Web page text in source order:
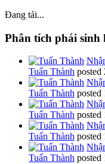
Đang tải...
Phân tích phái sinh
Tuấn Thành posted
Tuấn Thành posted
Tuấn Thành posted
Tuấn Thành posted
Tuấn Thành posted